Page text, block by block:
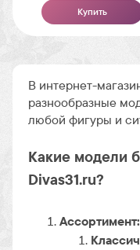
Купить
В интернет-
разнообразные
любой фигуры и
Какие модели
Divas31.ru?
Ассортимент: